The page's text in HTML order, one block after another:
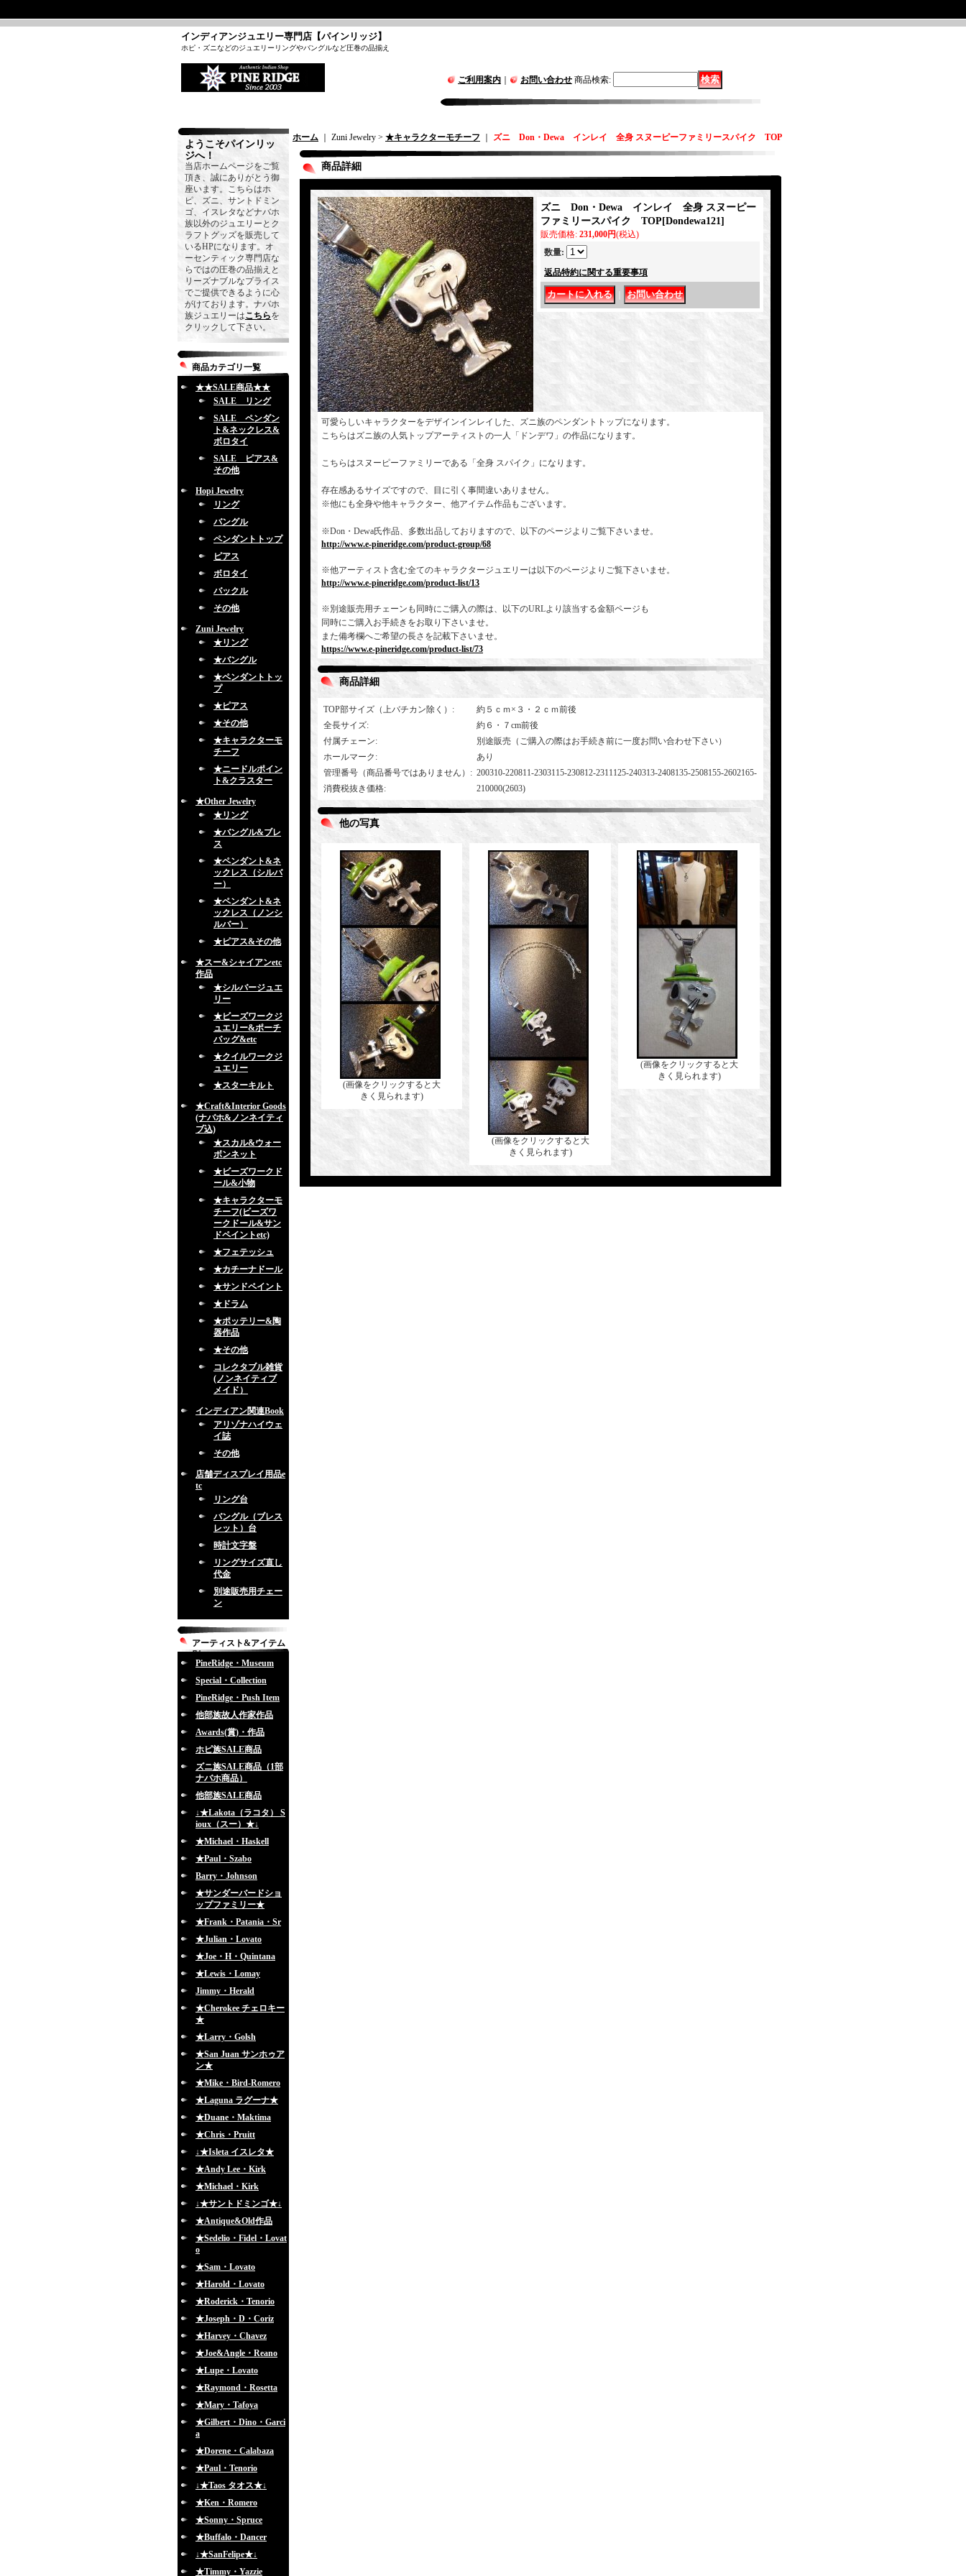
インディアンジュエリー専門店【パインリッジ】
ホピ・ズニなどのジュエリーリングやバングルなど圧巻の品揃え
ご利用案内 お問い合わせ 商品検索:
ようこそパインリッ
ジへ！
当店ホームページをご覧
頂き、誠にありがとう御
座います。こちらはホ
ピ、ズニ、サントドミン
ゴ、イスレタなどナバホ
族以外のジュエリーとク
ラフトグッズを販売して
いるHPになります。オ
ーセンティック専門店な
らではの圧巻の品揃えと
リーズナブルなプライス
でご提供できるように心
がけております。ナバホ
族ジュエリーはこちらを
クリックして下さい。
商品カテゴリ一覧
★★SALE商品★★
SALE リング
SALE ペンダン
ト&ネックレス&
ボロタイ
SALE ピアス&
その他
Hopi Jewelry
リング
バングル
ペンダントトップ
ピアス
ボロタイ
バックル
その他
Zuni Jewelry
★リング
★バングル
★ペンダントトッ
プ
★ピアス
★その他
★キャラクターモ
チーフ
★ニードルポイン
ト&クラスター
★Other Jewelry
★リング
★バングル&ブレ
ス
★ペンダント&ネ
ックレス（シルバ
ー）
★ペンダント&ネ
ックレス（ノンシ
ルバー）
★ピアス&その他
★スー&シャイアンetc
作品
★シルバージュエ
リー
★ビーズワークジ
ュエリー&ポーチ
バッグ&etc
★クイルワークジ
ュエリー
★スターキルト
★Craft&Interior Goods
(ナバホ&ノンネイティ
ブ込)
★スカル&ウォー
ボンネット
★ビーズワークド
ール&小物
★キャラクターモ
チーフ(ビーズワ
ークドール&サン
ドペイントetc)
★フェテッシュ
★カチーナドール
★サンドペイント
★ドラム
★ポッテリー&陶
器作品
★その他
コレクタブル雑貨
(ノンネイティブ
メイド）
インディアン関連Book
アリゾナハイウェ
イ誌
その他
店舗ディスプレイ用品e
tc
リング台
バングル（ブレス
レット）台
時計文字盤
リングサイズ直し
代金
別途販売用チェー
ン
アーティスト&アイテム
別
PineRidge・Museum
Special・Collection
PineRidge・Push Item
他部族故人作家作品
Awards(賞)・作品
ホピ族SALE商品
ズニ族SALE商品（1部
ナバホ商品）
他部族SALE商品
↓★Lakota（ラコタ） S
ioux（スー）★↓
★Michael・Haskell
★Paul・Szabo
Barry・Johnson
★サンダーバードショ
ップファミリー★
★Frank・Patania・Sr
★Julian・Lovato
★Joe・H・Quintana
★Lewis・Lomay
Jimmy・Herald
★Cherokee チェロキー
★
★Larry・Golsh
★San Juan サンホゥア
ン★
★Mike・Bird-Romero
★Laguna ラグーナ★
★Duane・Maktima
★Chris・Pruitt
↓★Isleta イスレタ★
★Andy Lee・Kirk
★Michael・Kirk
↓★サントドミンゴ★↓
★Antique&Old作品
★Sedelio・Fidel・Lovat
o
★Sam・Lovato
★Harold・Lovato
★Roderick・Tenorio
★Joseph・D・Coriz
★Harvey・Chavez
★Joe&Angle・Reano
★Lupe・Lovato
★Raymond・Rosetta
★Mary・Tafoya
★Gilbert・Dino・Garci
a
★Dorene・Calabaza
★Paul・Tenorio
↓★Taos タオス★↓
★Ken・Romero
★Sonny・Spruce
★Buffalo・Dancer
↓★SanFelipe★↓
★Timmy・Yazzie
ホーム ｜ Zuni Jewelry > ★キャラクターモチーフ ズニ Don・Dewa インレイ 全身 スヌーピーファミリースパイク TOP
商品詳細
ズニ Don・Dewa インレイ 全身 スヌーピー
ファミリースパイク TOP [Dondewa121]
販売価格: 231,000円(税込)
数量:
返品特約に関する重要事項
可愛らしいキャラクターをデザインインレイした、ズニ族のペンダントトップになります。
こちらはズニ族の人気トップアーティストの一人「ドンデワ」の作品になります。
こちらはスヌーピーファミリーである「全身 スパイク」になります。
存在感あるサイズですので、目に引く事間違いありません。
※他にも全身や他キャラクター、他アイテム作品もございます。
※Don・Dewa氏作品、多数出品しておりますので、以下のページよりご覧下さいませ。
http://www.e-pineridge.com/product-group/68
※他アーティスト含む全てのキャラクタージュエリーは以下のページよりご覧下さいませ。
http://www.e-pineridge.com/product-list/13
※別途販売用チェーンも同時にご購入の際は、以下のURLより該当する金額ページも
同時にご購入お手続きをお取り下さいませ。
また備考欄へご希望の長さを記載下さいませ。
https://www.e-pineridge.com/product-list/73
商品詳細
TOP部サイズ（上バチカン除く） :
約５ｃｍ×３・２ｃｍ前後
全長サイズ:
約６・７cm前後
付属チェーン:
別途販売（ご購入の際はお手続き前に一度お問い合わせ下さい）
ホールマーク :
あり
管理番号（商品番号ではありません） : 200310-220811-2303115-230812-2311125-240313-2408135-2508155-2602165-
消費税抜き価格: 210000(2603)
他の写真
(画像をクリックすると大
きく見られます)
(画像をクリックすると大
きく見られます)
(画像をクリックすると大
きく見られます)